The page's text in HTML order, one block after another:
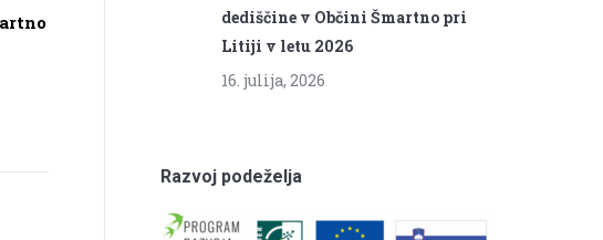
dediščine v Občini Šmartno pri
Litiji v letu 2026
16. julija, 2026
Razvoj podeželja